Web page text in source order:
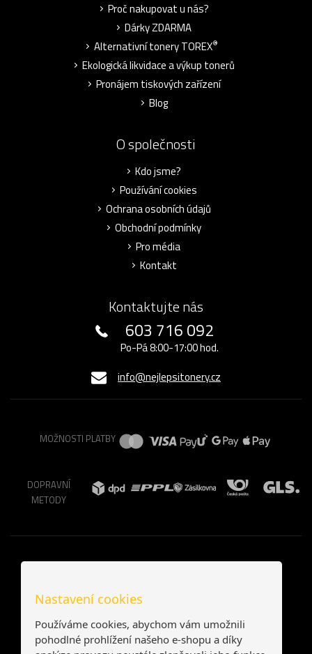
Proč nakupovat u nás?
Dárky ZDARMA
Alternativní tonery TOREX®
Ekologická likvidace a výkup tonerů
Pronájem tiskových zařízení
Blog
O společnosti
Kdo jsme?
Používání cookies
Ochrana osobních údajů
Obchodní podmínky
Pro média
Kontakt
Kontaktujte nás
603 716 092
Po-Pá 8:00-17:00 hod.
info@nejlepsitonery.cz
MOŽNOSTI PLATBY
DOPRAVNÍ
METODY
Nastavení cookies
Používáme cookies, abychom vám umožnili
pohodlné prohlížení našeho e-shopu a díky